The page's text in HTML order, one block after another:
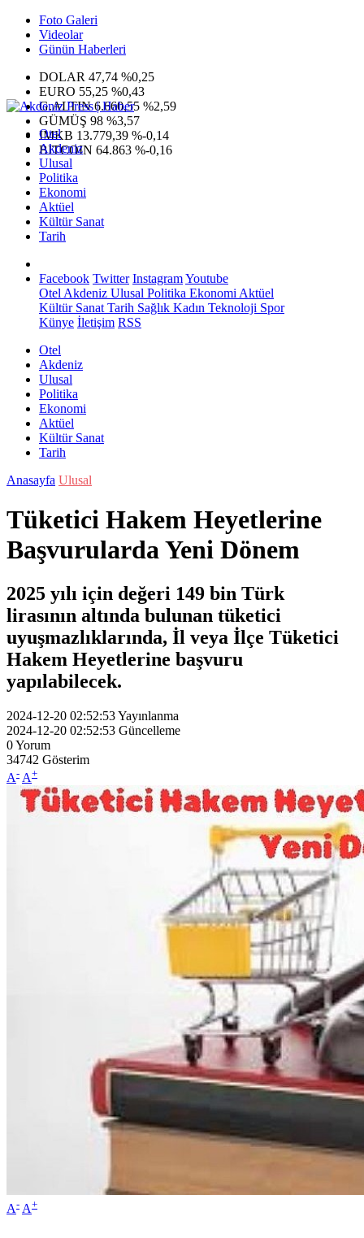
Foto Galeri
Videolar
Günün Haberleri
DOLAR 47,74 %0,25
EURO 55,25 %0,43
G.ALTIN6.660,55 %2,59
GÜMÜŞ 98 %3,57
IMKB 13.779,39 %-0,14
BITCOIN 64.863 %-0,16
Otel
Akdeniz
Ulusal
Politika
Ekonomi
Aktüel
Kültür Sanat
Tarih
Facebook Twitter InstagramYoutube
Otel Akdeniz Ulusal Politika Ekonomi Aktüel
Kültür Sanat Tarih Sağlık Kadın Teknoloji Spor
Künye İletişim RSS
Otel
Akdeniz
Ulusal
Politika
Ekonomi
Aktüel
Kültür Sanat
Tarih
Anasayfa Ulusal
Tüketici Hakem Heyetlerine
Başvurularda Yeni Dönem
2025 yılı için değeri 149 bin Türk
lirasının altında bulunan tüketici
uyuşmazlıklarında, İl veya İlçe Tüketici
Hakem Heyetlerine başvuru
yapılabilecek.
2024-12-20 02:52:53Yayınlanma
2024-12-20 02:52:53 Güncelleme
0Yorum
34742 Gösterim
A- A+
A- A+